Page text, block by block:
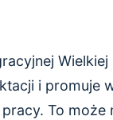
i promuje
To może